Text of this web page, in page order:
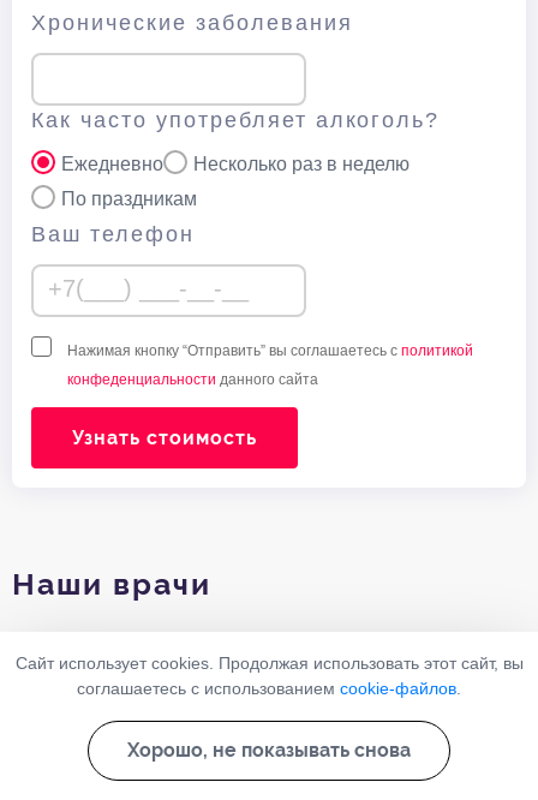
Хронические заболевания
Как часто употребляет алкоголь?
Ежедневно
Несколько раз в неделю
По праздникам
Ваш телефон
Нажимая кнопку “Отправить” вы соглашаетесь с политикой
конфеденциальности данного сайта
Узнать стоимость
Наши врачи
Сайт использует cookies. Продолжая использовать этот сайт, вы
соглашаетесь с использованием cookie-файлов
Хорошо, не показывать снова